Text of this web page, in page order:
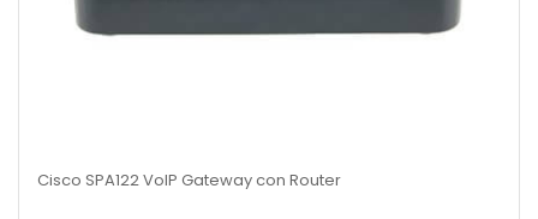
Cisco SPA122 VoIP Gateway con Router